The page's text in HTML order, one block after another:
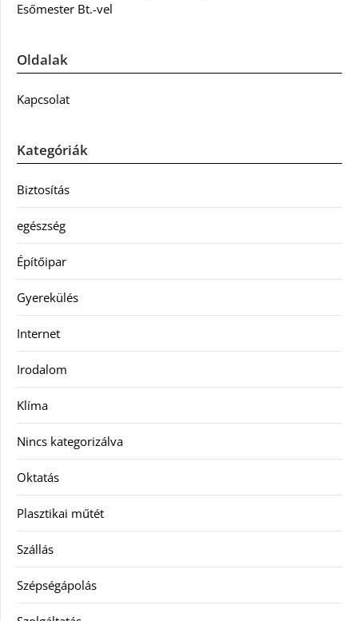
Esőmester Bt.-vel
Oldalak
Kapcsolat
Kategóriák
Biztosítás
egészség
Építőipar
Gyerekülés
Internet
Irodalom
Klíma
Nincs kategorizálva
Oktatás
Plasztikai műtét
Szállás
Szépségápolás